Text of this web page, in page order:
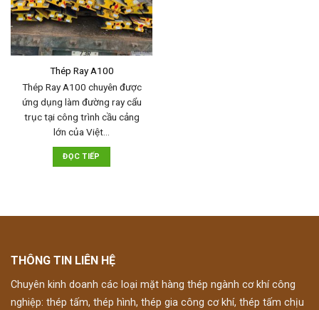
Thép Ray A100
Thép Ray A100 chuyên được
ứng dụng làm đường ray cẩu
trục tại công trình cầu cảng
lớn của Việt…
ĐỌC TIẾP
THÔNG TIN LIÊN HỆ
Chuyên kinh doanh các loại mặt hàng thép ngành cơ khí công
nghiệp: thép tấm, thép hình, thép gia công cơ khí, thép tấm chịu